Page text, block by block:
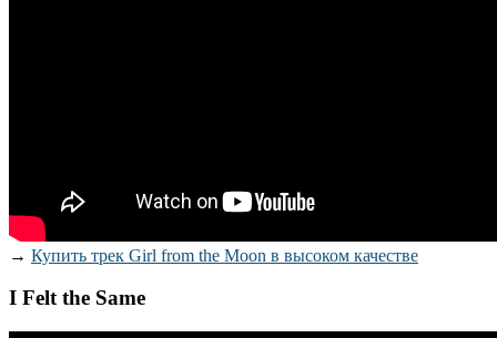
→ Купить трек Girl from the Moon в высоком качестве
I Felt the Same